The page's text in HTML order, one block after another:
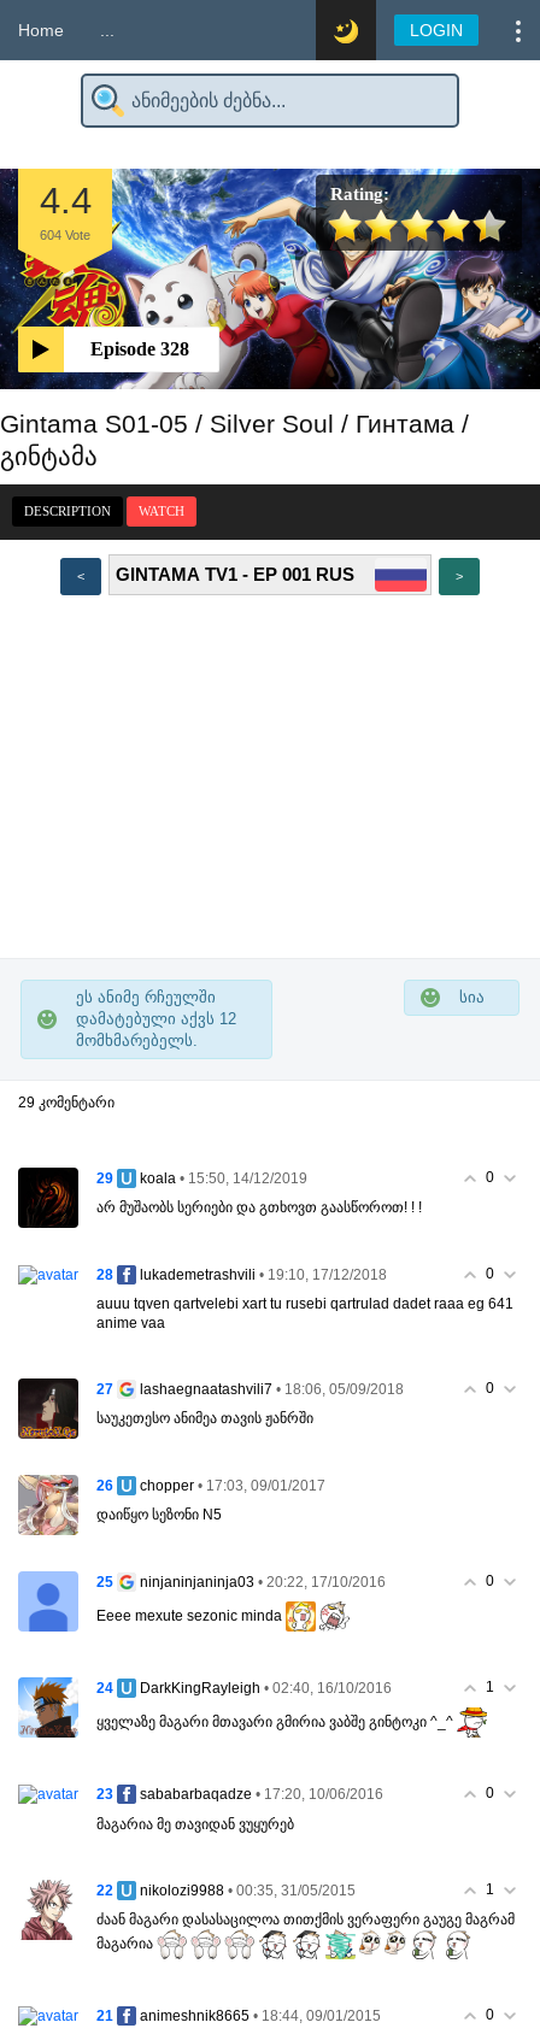
Home LOGIN
Episode 328
4.4
604 Vote
Rating:
Gintama S01-05 / Silver Soul / Гинтама /
გინტამა
DESCRIPTION WATCH
< >
ეს ანიმე რჩეულში
დამატებული აქვს 12
მომხმარებელს.
სია
29 კომენტარი
0
29 koala • 15:50, 14/12/2019
არ მუშაობს სერიები და გთხოვთ გაასწოროთ! ! !
0
28 lukademetrashvili • 19:10, 17/12/2018
auuu tqven qartvelebi xart tu rusebi qartrulad dadet raaa eg 641
anime vaa
0
27 lashaegnaatashvili7 • 18:06, 05/09/2018
საუკეთესო ანიმეა თავის ჟანრში
26 chopper • 17:03, 09/01/2017
დაიწყო სეზონი N5
0
25 ninjaninjaninja03 • 20:22, 17/10/2016
Eeee mexute sezonic minda
1
24 DarkKingRayleigh • 02:40, 16/10/2016
ყველაზე მაგარი მთავარი გმირია ვაბშე გინტოკი ^_^
0
23 sababarbaqadze • 17:20, 10/06/2016
მაგარია მე თავიდან ვუყურებ
1
22 nikolozi9988 • 00:35, 31/05/2015
ძაან მაგარი დასასაცილოა თითქმის ვერაფერი გაუგე მაგრამ
მაგარია
0
21 animeshnik8665 • 18:44, 09/01/2015